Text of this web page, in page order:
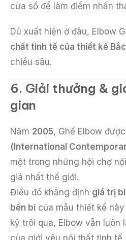
cửa sổ để làm điểm nhấn
Dù xuất hiện ở đâu, Elbow
chất tinh tế của thiết kế
chiều sâu.
6. Giải thưởng &
gian
Năm 2005, Ghế Elbow
(International
một trong những hội chợ
giá nhất thế giới.
Điều đó khẳng định giá trị
bền bỉ của mẫu thiết kế
kỷ trôi qua, Elbow vẫn luôn
của giới yêu nội thất tinh tế.